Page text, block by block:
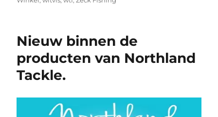
Nieuw binnen de
producten van Northland
Tackle.